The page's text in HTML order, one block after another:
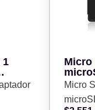
1
Micro
1TB
(MB/
Micro